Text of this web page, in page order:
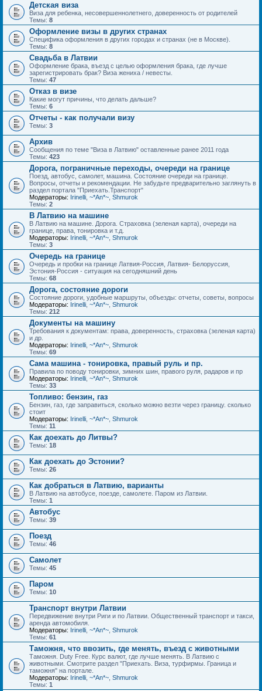
Детская виза
Виза для ребенка, несовершеннолетнего, доверенность от родителей
Темы: 8
Оформление визы в других странах
Специфика оформления в других городах и странах (не в Москве).
Темы: 8
Свадьба в Латвии
Оформление брака, въезд с целью оформления брака, где лучше
зарегистрировать брак? Виза жениха / невесты.
Темы: 47
Отказ в визе
Какие могут причины, что делать дальше?
Темы: 6
Отчеты - как получали визу
Темы: 3
Архив
Сообщения по теме "Виза в Латвию" оставленные ранее 2011 года
Темы: 423
Дорога, пограничные переходы, очереди на границе
Поезд, автобус, самолет, машина. Состояние очереди на границе.
Вопросы, отчеты и рекомендации. Не забудьте предварительно заглянуть в
раздел портала "Приехать.Транспорт"
Модераторы: Irinelli ~*An*~ Shmurok
Темы: 2
В Латвию на машине
В Латвию на машине. Дорога. Страховка (зеленая карта), очереди на
границе, права, тонировка и т.д.
Модераторы: Irinelli ~*An*~ Shmurok
Темы: 3
Очередь на границе
Очередь и пробки на границе Латвия-Россия, Латвия- Белоруссия,
Эстония-Россия - ситуация на сегодняшний день
Темы: 68
Дорога, состояние дороги
Состояние дороги, удобные маршруты, объезды: отчеты, советы, вопросы
Модераторы: Irinelli ~*An*~ Shmurok
Темы: 212
Документы на машину
Требования к документам: права, доверенность, страховка (зеленая карта)
и др.
Модераторы: Irinelli ~*An*~ Shmurok
Темы: 69
Сама машина - тонировка, правый руль и пр.
Правила по поводу тонировки, зимних шин, правого руля, радаров и пр
Модераторы: Irinelli ~*An*~ Shmurok
Темы: 33
Топливо: бензин, газ
Бензин, газ, где заправиться, сколько можно везти через границу. сколько
стоит
Модераторы: Irinelli ~*An*~ Shmurok
Темы: 11
Как доехать до Литвы?
Темы: 18
Как доехать до Эстонии?
Темы: 26
Как добраться в Латвию, варианты
В Латвию на автобусе, поезде, самолете. Паром из Латвии.
Темы: 1
Автобус
Темы: 39
Поезд
Темы: 46
Самолет
Темы: 45
Паром
Темы: 10
Транспорт внутри Латвии
Передвижение внутри Риги и по Латвии. Общественный транспорт и такси,
аренда автомобиля.
Модераторы: Irinelli ~*An*~ Shmurok
Темы: 61
Таможня, что ввозить, где менять, въезд с животными
Таможня. Duty Free. Курс валют, где лучше менять. В Латвию с
животными. Смотрите раздел "Приехать. Виза, турфирмы. Граница и
таможня" на портале.
Модераторы: Irinelli ~*An*~ Shmurok
Темы: 1